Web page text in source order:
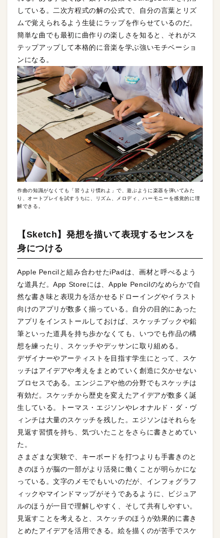
している。二次方程式の解の公式で、自分の言葉とリズ
ムで覚えられるよう生徒にラップを作らせているのだ。
簡単な曲でも最初に曲作りの楽しさを知ると、それがス
テップアップして本格的に音楽を学ぶ強いモチベーショ
ンになる。
作曲の知識がなくても「習うより慣れよ」で、遊ぶように楽器を弾いてみた
り、オートプレイを試すうちに、リズム、メロディ、ハーモニーを感覚的に理
解できる。
【Sketch】発想を描いて表現するセンスを
身につける
Apple Pencilと組み合わせたiPadは、画材と呼べるよう
な道具だ。App Storeには、Apple Pencilのなめらかで自
然な書き味と表現力を活かせるドローイングやイラスト
向けのアプリが数多く揃っている。自分の目的にあった
アプリをインストールしておけば、スケッチブックや鉛
筆といった道具を持ち歩かなくても、いつでも作品の構
想を練ったり、スケッチやデッサンに取り組める。
デザイナーやアーティストを目指す学生にとって、スケ
ッチはアイデアや考えをまとめていく創造に欠かせない
プロセスである。エンジニアや他の分野でもスケッチは
有効だ。スケッチから歴史を変えたアイデアが数多く誕
生している。トーマス・エジソンやレオナルド・ダ・ヴ
ィンチは大量のスケッチを残した。エジソンはそれらを
見返す習慣を持ち、気づいたことをさらに書きとめてい
た。
さまざまな実験で、キーボードを打つよりも手書きのと
きのほうが脳の一部がより活発に働くことが明らかにな
っている。文字のメモでもいいのだが、インフォグラフ
ィックやマインドマップがそうであるように、ビジュア
ルのほうが一目で理解しやすく、そして共有しやすい。
見返すことを考えると、スケッチのほうが効果的に書き
とめたアイデアを活用できる。絵を描くのが苦手でスケ